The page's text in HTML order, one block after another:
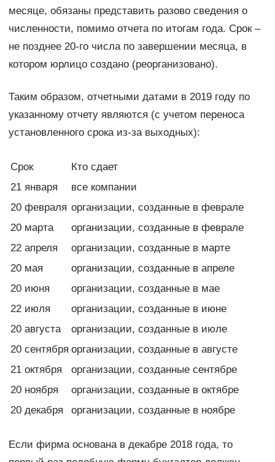
месяце, обязаны представить разово сведения о
численности, помимо отчета по итогам года. Срок –
не позднее 20-го числа по завершении месяца, в
котором юрлицо создано (реорганизовано).
Таким образом, отчетными датами в 2019 году по
указанному отчету являются (с учетом переноса
установленного срока из-за выходных):
Срок
Кто сдает
21 января
все компании
20 февраля организации, созданные в феврале
20 марта
организации, созданные в феврале
22 апреля
организации, созданные в марте
20 мая
организации, созданные в апреле
20 июня
организации, созданные в мае
22 июля
организации, созданные в июне
20 августа
организации, созданные в июле
20 сентября организации, созданные в августе
21 октября
организации, созданные сентябре
20 ноября
организации, созданные в октябре
20 декабря
организации, созданные в ноябре
Если фирма основана в декабре 2018 года, то